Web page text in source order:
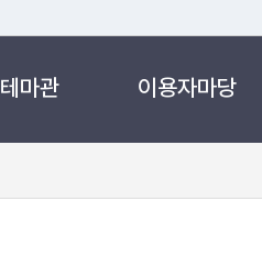
테마관 이용자마당